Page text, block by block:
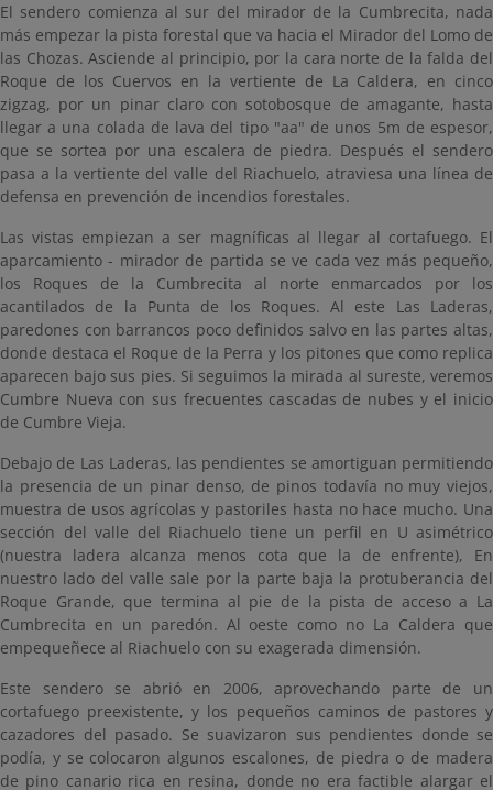
El sendero comienza al sur del mirador de la Cumbrecita, nada
más empezar la pista forestal que va hacia el Mirador del Lomo de
las Chozas. Asciende al principio, por la cara norte de la falda del
Roque de los Cuervos en la vertiente de La Caldera, en cinco
zigzag, por un pinar claro con sotobosque de amagante, hasta
llegar a una colada de lava del tipo "aa" de unos 5m de espesor,
que se sortea por una escalera de piedra. Después el sendero
pasa a la vertiente del valle del Riachuelo, atraviesa una línea de
defensa en prevención de incendios forestales.
Las vistas empiezan a ser magníficas al llegar al cortafuego. El
aparcamiento - mirador de partida se ve cada vez más pequeño,
los Roques de la Cumbrecita al norte enmarcados por los
acantilados de la Punta de los Roques. Al este Las Laderas,
paredones con barrancos poco definidos salvo en las partes altas,
donde destaca el Roque de la Perra y los pitones que como replica
aparecen bajo sus pies. Si seguimos la mirada al sureste, veremos
Cumbre Nueva con sus frecuentes cascadas de nubes y el inicio
de Cumbre Vieja.
Debajo de Las Laderas, las pendientes se amortiguan permitiendo
la presencia de un pinar denso, de pinos todavía no muy viejos,
muestra de usos agrícolas y pastoriles hasta no hace mucho. Una
sección del valle del Riachuelo tiene un perfil en U asimétrico
(nuestra ladera alcanza menos cota que la de enfrente), En
nuestro lado del valle sale por la parte baja la protuberancia del
Roque Grande, que termina al pie de la pista de acceso a La
Cumbrecita en un paredón. Al oeste como no La Caldera que
empequeñece al Riachuelo con su exagerada dimensión.
Este sendero se abrió en 2006, aprovechando parte de un
cortafuego preexistente, y los pequeños caminos de pastores y
cazadores del pasado. Se suavizaron sus pendientes donde se
podía, y se colocaron algunos escalones, de piedra o de madera
de pino canario rica en resina, donde no era factible alargar el